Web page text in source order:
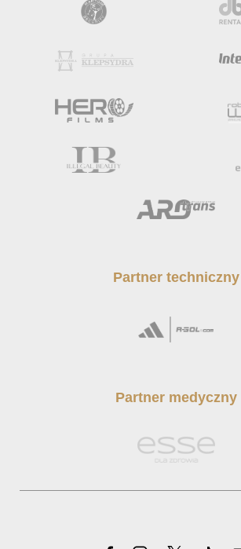
Partner techniczny
Partner medyczny